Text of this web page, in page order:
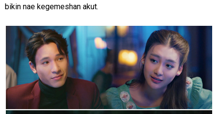
bikin nae kegemeshan akut.